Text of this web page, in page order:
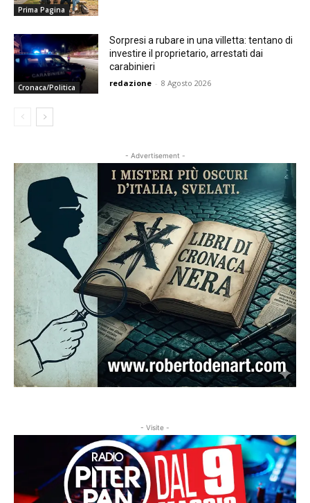
Prima Pagina
Cronaca/Politica
Sorpresi a rubare in una villetta: tentano di
investire il proprietario, arrestati dai
carabinieri
redazione - 8 Agosto 2026
- Advertisement -
- Visite -